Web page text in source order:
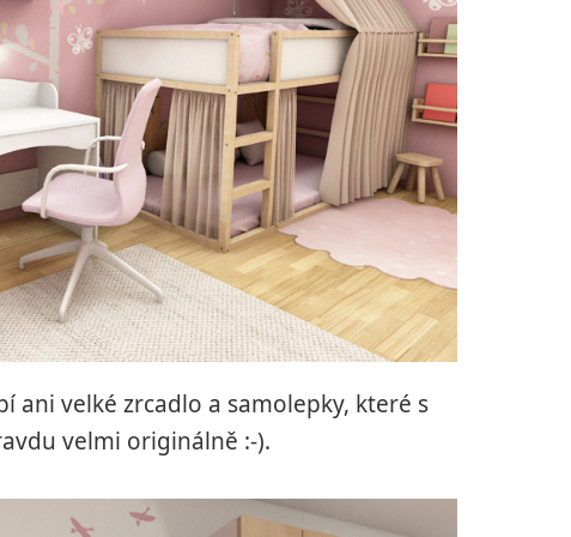
ani velké zrcadlo a samolepky, které s
velmi originálně :-).